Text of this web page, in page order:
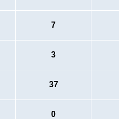
7
3
37
0